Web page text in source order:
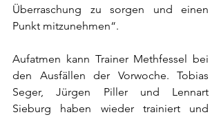
Überraschung zu sorgen und einen
Punkt mitzunehmen“.
Aufatmen kann Trainer Methfessel bei
den Ausfällen der Vorwoche. Tobias
Seger, Jürgen Piller und Lennart
Sieburg haben wieder trainiert und